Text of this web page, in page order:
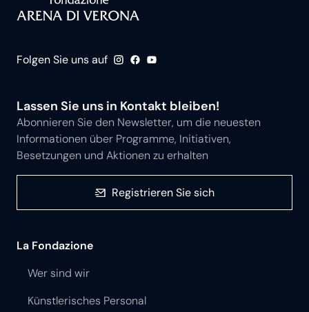
Folgen Sie uns auf
Lassen Sie uns in Kontakt bleiben!
Abonnieren Sie den Newsletter, um die neuesten
Informationen über Programme, Initiativen,
Besetzungen und Aktionen zu erhalten
Registrieren Sie sich
La Fondazione
Wer sind wir
Künstlerisches Personal